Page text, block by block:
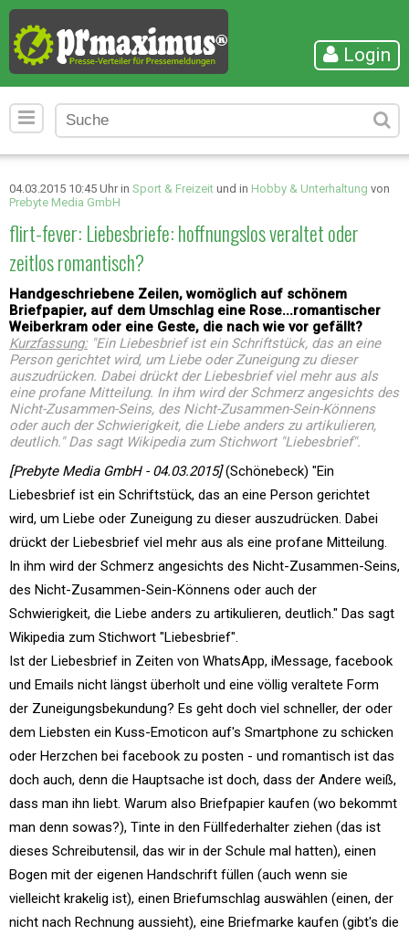
Login
04.03.2015 10:45 Uhr in Sport & Freizeit und in Hobby & Unterhaltung von
Prebyte Media GmbH
flirt-fever: Liebesbriefe: hoffnungslos veraltet oder
zeitlos romantisch?
Handgeschriebene Zeilen, womöglich auf schönem
Briefpapier, auf dem Umschlag eine Rose...romantischer
Weiberkram oder eine Geste, die nach wie vor gefällt?
Kurzfassung:"Ein Liebesbrief ist ein Schriftstück, das an eine
Person gerichtet wird, um Liebe oder Zuneigung zu dieser
auszudrücken. Dabei drückt der Liebesbrief viel mehr aus als
eine profane Mitteilung. In ihm wird der Schmerz angesichts des
Nicht-Zusammen-Seins, des Nicht-Zusammen-Sein-Könnens
oder auch der Schwierigkeit, die Liebe anders zu artikulieren,
deutlich." Das sagt Wikipedia zum Stichwort "Liebesbrief".
[Prebyte Media GmbH - 04.03.2015](Schönebeck) "Ein
Liebesbrief ist ein Schriftstück, das an eine Person gerichtet
wird, um Liebe oder Zuneigung zu dieser auszudrücken. Dabei
drückt der Liebesbrief viel mehr aus als eine profane Mitteilung.
In ihm wird der Schmerz angesichts des Nicht-Zusammen-Seins,
des Nicht-Zusammen-Sein-Könnens oder auch der
Schwierigkeit, die Liebe anders zu artikulieren, deutlich." Das sagt
Wikipedia zum Stichwort "Liebesbrief".
Ist der Liebesbrief in Zeiten von WhatsApp, iMessage, facebook
und Emails nicht längst überholt und eine völlig veraltete Form
der Zuneigungsbekundung? Es geht doch viel schneller, der oder
dem Liebsten ein Kuss-Emoticon auf's Smartphone zu schicken
oder Herzchen bei facebook zu posten - und romantisch ist das
doch auch, denn die Hauptsache ist doch, dass der Andere weiß,
dass man ihn liebt. Warum also Briefpapier kaufen (wo bekommt
man denn sowas?), Tinte in den Füllfederhalter ziehen (das ist
dieses Schreibutensil, das wir in der Schule mal hatten), einen
Bogen mit der eigenen Handschrift füllen (auch wenn sie
vielleicht krakelig ist), einen Briefumschlag auswählen (einen, der
nicht nach Rechnung aussieht), eine Briefmarke kaufen (gibt's die